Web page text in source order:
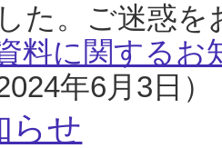
た。ご迷惑
料に関するお
年6月3日）
らせ